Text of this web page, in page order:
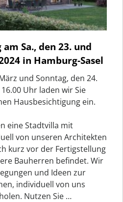
Sa., den 23. und
in Hamburg-Sasel
und Sonntag, den 24.
Uhr laden wir Sie
Hausbesichtigung ein.
eine Stadtvilla mit
von unseren Architekten
kurz vor der Fertigstellung
Bauherren befindet. Wir
und Ideen zur
individuell von uns
Nutzen Sie …